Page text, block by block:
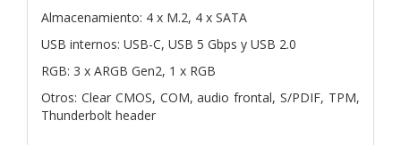
Almacenamiento: 4 x M.2, 4 x SATA
USB internos: USB-C, USB 5 Gbps y USB 2.0
RGB: 3 x ARGB Gen2, 1 x RGB
Otros: Clear CMOS, COM, audio frontal, S/PDIF, TPM,
Thunderbolt header